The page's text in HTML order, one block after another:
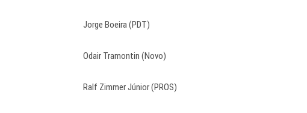
Jorge Boeira (PDT)
Odair Tramontin (Novo)
Ralf Zimmer Júnior (PROS)